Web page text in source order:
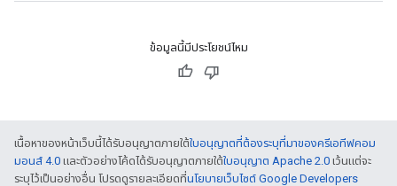
ข้อมูลนี้มีประโยชน์ไหม
เนื้อหาของหน้าเว็บนี้ได้รับอนุญาตภายใต้ใบอนุญาตที่ต้องระบุที่มาของครีเอทีฟคอม
มอนส์ 4.0 และตัวอย่างโค้ดได้รับอนุญาตภายใต้ใบอนุญาต Apache 2.0 เว้นแต่จะ
ระบุไว้เป็นอย่างอื่น โปรดดูรายละเอียดที่นโยบายเว็บไซต์ Google Developers